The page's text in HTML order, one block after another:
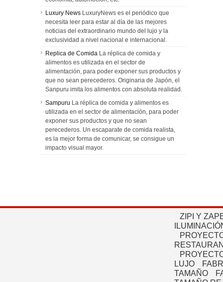
Luxury News LuxuryNews es el periódico que
necesita leer para estar al día de las mejores
noticias del extraordinario mundo del lujo y la
exclusividad a nivel nacional e internacional.
Replica de Comida La réplica de comida y
alimentos es utilizada en el sector de
alimentación, para poder exponer sus productos y
que no sean perecederos. Originaria de Japón, el
Sanpuru imita los alimentos con absoluta realidad.
Sampuru La réplica de comida y alimentos es
utilizada en el sector de alimentación, para poder
exponer sus productos y que no sean
perecederos. Un escaparate de comida realista,
es la mejor forma de comunicar, se consigue un
impacto visual mayor.
ZIPI Y
LUJO
TAMAÑO